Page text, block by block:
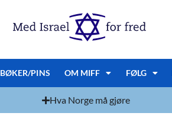
BØKER/PINS OM MIFF FØLG
Hva Norge må gjøre